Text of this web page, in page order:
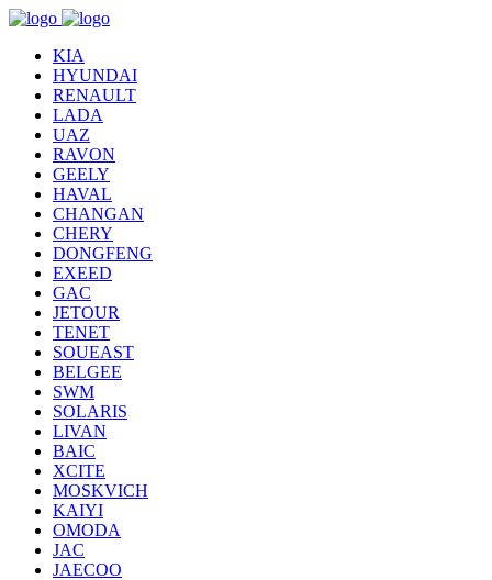
KIA
HYUNDAI
RENAULT
LADA
UAZ
RAVON
GEELY
HAVAL
CHANGAN
CHERY
DONGFENG
EXEED
GAC
JETOUR
TENET
SOUEAST
BELGEE
SWM
SOLARIS
LIVAN
BAIC
XCITE
MOSKVICH
KAIYI
OMODA
JAC
JAECOO